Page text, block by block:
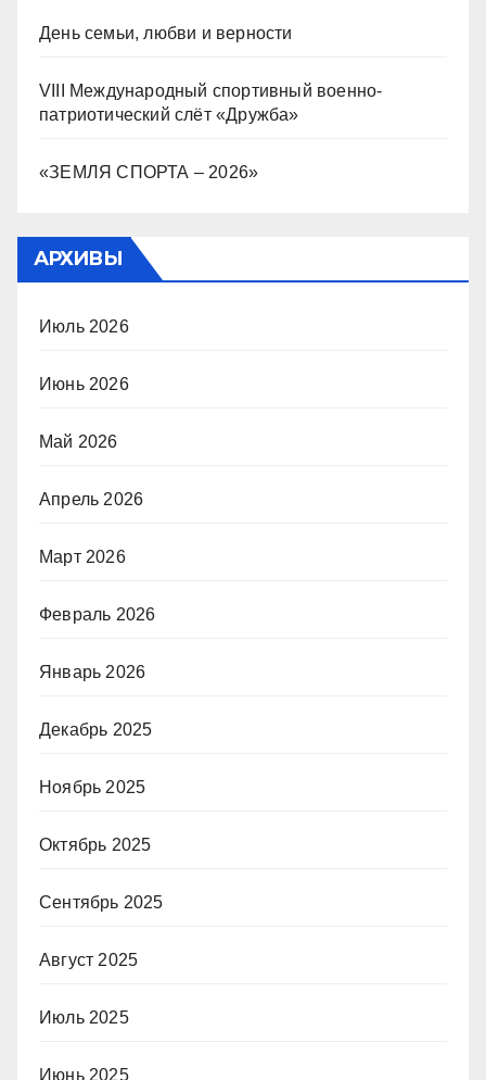
День семьи, любви и верности
VIII Международный спортивный военно-
патриотический слёт «Дружба»
«ЗЕМЛЯ СПОРТА – 2026»
АРХИВЫ
Июль 2026
Июнь 2026
Май 2026
Апрель 2026
Март 2026
Февраль 2026
Январь 2026
Декабрь 2025
Ноябрь 2025
Октябрь 2025
Сентябрь 2025
Август 2025
Июль 2025
Июнь 2025